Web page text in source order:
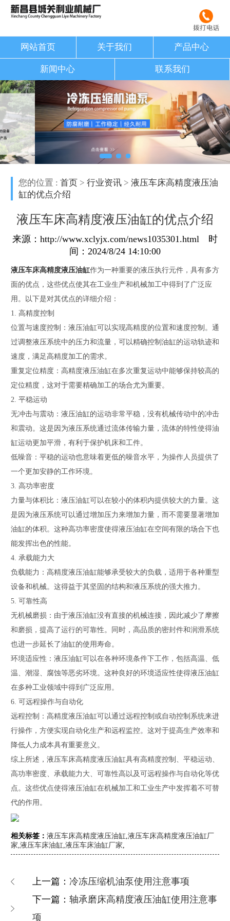
网站首页 关于我们 产品中心
新闻中心 联系我们
您的位置 : 首页> 行业资讯> 液压车床高精度液压油
缸的优点介绍
液压车床高精度液压油缸的优点介绍
来源：http://www.xclyjx.com/news1035301.html 时
间：2024/8/24 14:10:00
液压车床高精度液压油缸作为一种重要的液压执行元件，具有多方
面的优点，这些优点使其在工业生产和机械加工中得到了广泛应
用。以下是对其优点的详细介绍：
1. 高精度控制
位置与速度控制：液压油缸可以实现高精度的位置和速度控制。通
过调整液压系统中的压力和流量，可以精确控制油缸的运动轨迹和
速度，满足高精度加工的需求。
重复定位精度：高精度液压油缸在多次重复运动中能够保持较高的
定位精度，这对于需要精确加工的场合尤为重要。
2. 平稳运动
无冲击与震动：液压油缸的运动非常平稳，没有机械传动中的冲击
和震动。这是因为液压系统通过流体传输力量，流体的特性使得油
缸运动更加平滑，有利于保护机床和工件。
低噪音：平稳的运动也意味着更低的噪音水平，为操作人员提供了
一个更加安静的工作环境。
3. 高功率密度
力量与体积比：液压油缸可以在较小的体积内提供较大的力量。这
是因为液压系统可以通过增加压力来增加力量，而不需要显著增加
油缸的体积。这种高功率密度使得液压油缸在空间有限的场合下也
能发挥出色的性能。
4. 承载能力大
负载能力：高精度液压油缸能够承受较大的负载，适用于各种重型
设备和机械。这得益于其坚固的结构和液压系统的强大推力。
5. 可靠性高
无机械磨损：由于液压油缸没有直接的机械连接，因此减少了摩擦
和磨损，提高了运行的可靠性。同时，高品质的密封件和润滑系统
也进一步延长了油缸的使用寿命。
环境适应性：液压油缸可以在各种环境条件下工作，包括高温、低
温、潮湿、腐蚀等恶劣环境。这种良好的环境适应性使得液压油缸
在多种工业领域中得到广泛应用。
6. 可远程操作与自动化
远程控制：高精度液压油缸可以通过远程控制或自动控制系统来进
行操作，方便实现自动化生产和远程监控。这对于提高生产效率和
降低人力成本具有重要意义。
综上所述，液压车床高精度液压油缸具有高精度控制、平稳运动、
高功率密度、承载能力大、可靠性高以及可远程操作与自动化等优
点。这些优点使得液压油缸在机械加工和工业生产中发挥着不可替
代的作用。
相关标签： 液压车床高精度液压油缸 液压车床高精度液压油缸厂
家 液压车床油缸 液压车床油缸厂家
上一篇： 冷冻压缩机油泵使用注意事项
下一篇： 轴承磨床高精度液压油缸使用注意事
项